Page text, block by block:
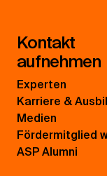
Kontakt
aufnehmen
Experten
Karriere &
Medien
Fördermitglied
ASP Alumni